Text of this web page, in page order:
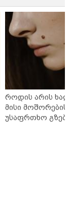
როდის არის
მისი მოშორების
უსაფრთხო გზები